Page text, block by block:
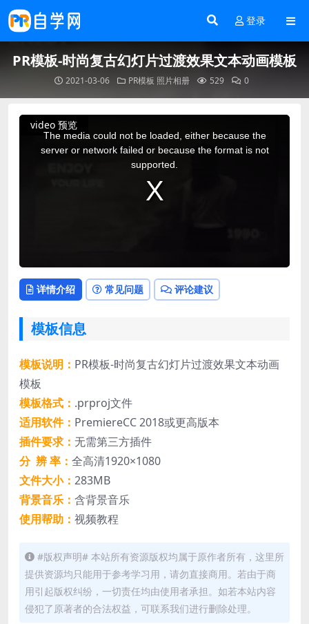
登录
PR模板-时尚复古幻灯片过渡效果文本动画模板
2021-03-06 PR模板 照片相册 529 0
video 预览
This
The media could not be loaded, either because the
server or network failed or because the format is not
supported.
详情介绍 常见问题 评论建议
模板信息
模板说明： PR模板-时尚复古幻灯片过渡效果文本动画
模板
模板格式： .prproj文件
适用软件： PremiereCC 2018或更高版本
插件要求： 无需第三方插件
分 辨 率： 全高清1920×1080
文件大小： 283MB
背景音乐： 含背景音乐
使用帮助： 视频教程
#版权声明# 本站所有资源版权均属于原作者所有，这里所
提供资源均只能用于参考学习用，请勿直接商用。若由于商
用引起版权纠纷，一切责任均由使用者承担。如若本站内容
侵犯了原著者的合法权益，可联系我们进行删除处理。